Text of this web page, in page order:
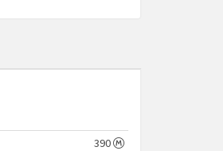
390